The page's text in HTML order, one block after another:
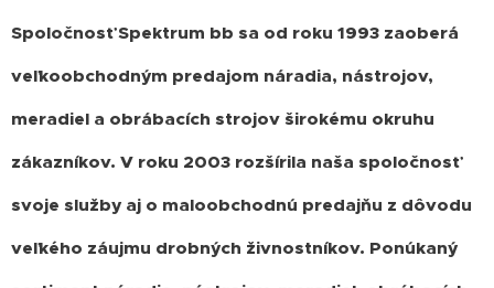
Spoločnosť Spektrum bb sa od roku 1993 zaoberá
veľkoobchodným predajom náradia, nástrojov,
meradiel a obrábacích strojov širokému okruhu
zákazníkov. V roku 2003 rozšírila naša spoločnosť
svoje služby aj o maloobchodnú predajňu z dôvodu
veľkého záujmu drobných živnostníkov. Ponúkaný